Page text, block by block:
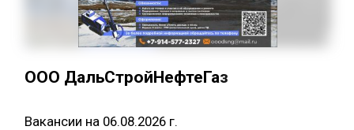
ООО ДальСтройНефтеГаз
Вакансии на 06.08.2026 г.